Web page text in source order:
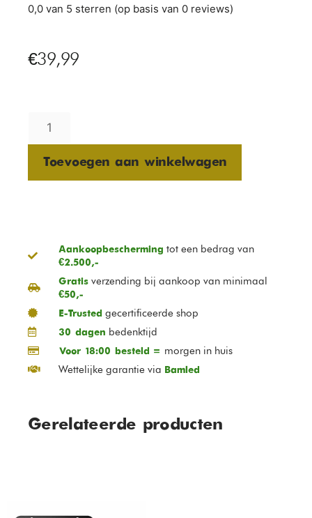
0,0 van 5 sterren (op basis van 0 reviews)
€39,99
Toevoegen aan winkelwagen
Aankoopbescherming tot een bedrag van
€2.500,-
Gratisverzending bij aankoop van minimaal
€50,-
E-Trusted gecertificeerde shop
30 dagen bedenktijd
Voor 18:00 besteld = morgen in huis
Wettelijke garantie via Bamled
Gerelateerde producten